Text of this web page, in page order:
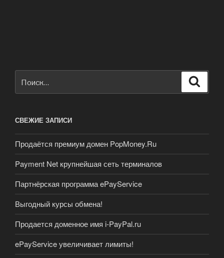
СВЕЖИЕ ЗАПИСИ
Продаётся премиум домен PopMoney.Ru
Payment Net крупнейшая сеть терминалов
Партнёрская программа ePayService
Выгодный курсы обмена!
Продается доменное имя i-PayPal.ru
ePayService увеличивает лимиты!